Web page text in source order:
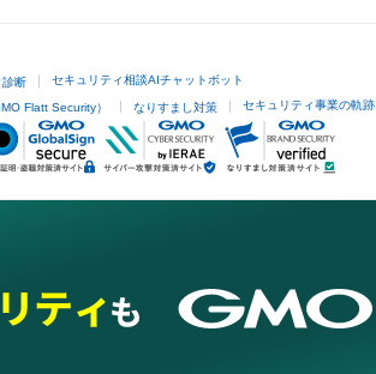
診断 セキュリティ相談AIチャットボット
Flatt Security） なりすまし対策 セキュリティ事業の軌跡